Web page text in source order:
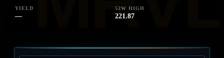
YIELD
—
52W HIGH
221.87